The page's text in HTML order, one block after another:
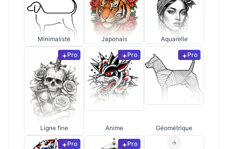
Minimaliste Japonais Aquarelle
Pro
Ligne fine
Pro
Anime
Pro
Géométrique
Pro Pro